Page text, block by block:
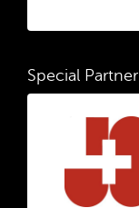
Special Partner